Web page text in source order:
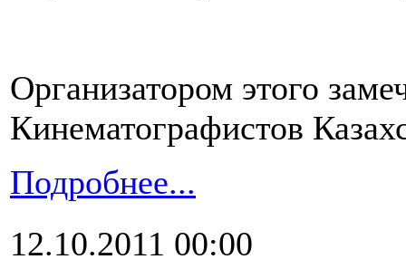
Организатором этого
Кинематографистов
Подробнее...
12.10.2011 00:00